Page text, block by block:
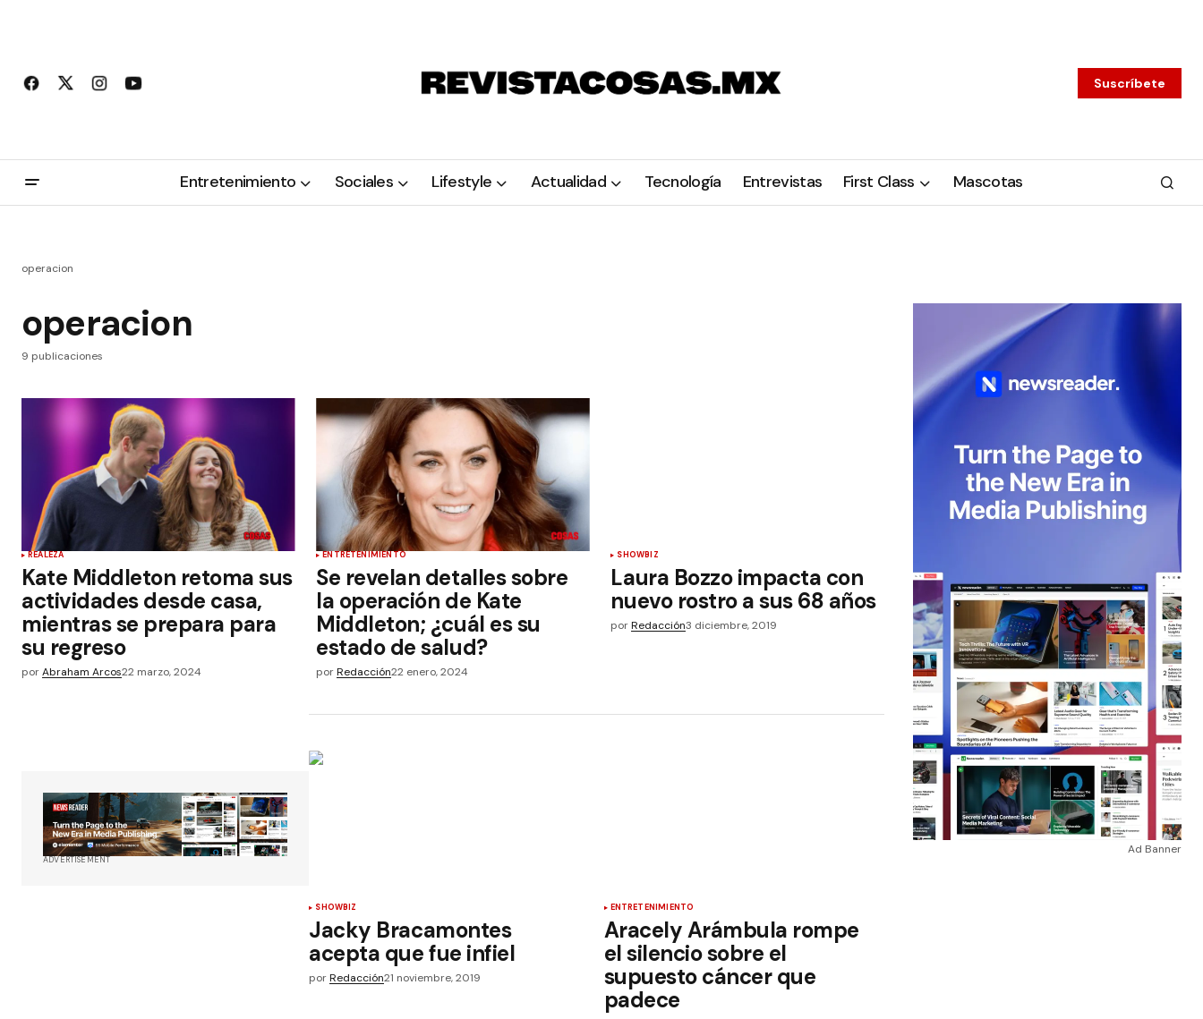
Suscríbete
Entretenimiento Sociales Lifestyle Actualidad Tecnología Entrevistas First Class Mascotas
operacion
operacion
9 publicaciones
REALEZA
Kate Middleton retoma sus
actividades desde casa,
mientras se prepara para
su regreso
porAbraham Arcos22 marzo, 2024
ENTRETENIMIENTO
Se revelan detalles sobre
la operación de Kate
Middleton; ¿cuál es su
estado de salud?
por Redacción22 enero, 2024
SHOWBIZ
Laura Bozzo impacta con
nuevo rostro a sus 68 años
por Redacción3 diciembre, 2019
ADVERTISEMENT
SHOWBIZ
Jacky Bracamontes
acepta que fue infiel
por Redacción21 noviembre, 2019
ENTRETENIMIENTO
Aracely Arámbula rompe
el silencio sobre el
supuesto cáncer que
padece
Ad Banner